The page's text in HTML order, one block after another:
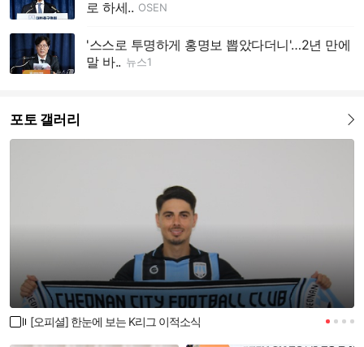
로 하세.. OSEN
'스스로 투명하게 홍명보 뽑았다더니'…2년 만에
말 바.. 뉴스1
포토 갤러리
[오피셜] 한눈에 보는 K리그 이적소식